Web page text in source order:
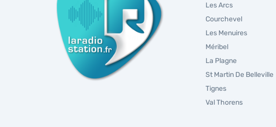
Les Arcs
Courchevel
Les Menuires
Méribel
La Plagne
St Martin De Belleville
Tignes
Val Thorens